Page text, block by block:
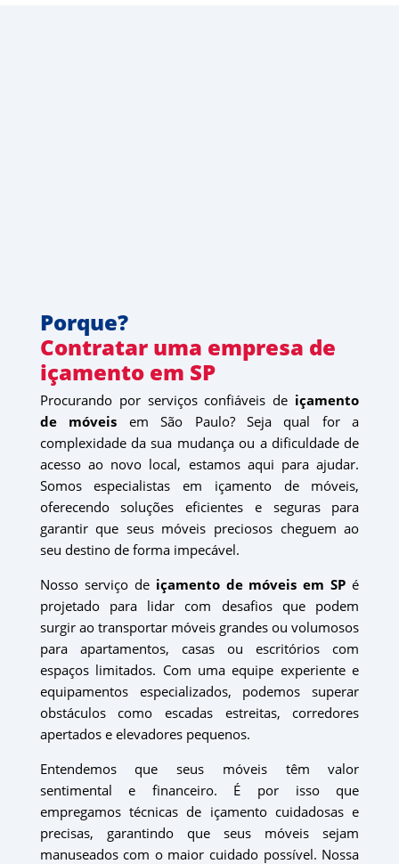
Porque?
Contratar uma empresa de
içamento em SP
Procurando por serviços confiáveis de içamento
de móveis em São Paulo? Seja qual for a
complexidade da sua mudança ou a dificuldade de
acesso ao novo local, estamos aqui para ajudar.
Somos especialistas em içamento de móveis,
oferecendo soluções eficientes e seguras para
garantir que seus móveis preciosos cheguem ao
seu destino de forma impecável.
Nosso serviço de içamento de móveis em SP é
projetado para lidar com desafios que podem
surgir ao transportar móveis grandes ou volumosos
para apartamentos, casas ou escritórios com
espaços limitados. Com uma equipe experiente e
equipamentos especializados, podemos superar
obstáculos como escadas estreitas, corredores
apertados e elevadores pequenos.
Entendemos que seus móveis têm valor
sentimental e financeiro. É por isso que
empregamos técnicas de içamento cuidadosas e
precisas, garantindo que seus móveis sejam
manuseados com o maior cuidado possível. Nossa